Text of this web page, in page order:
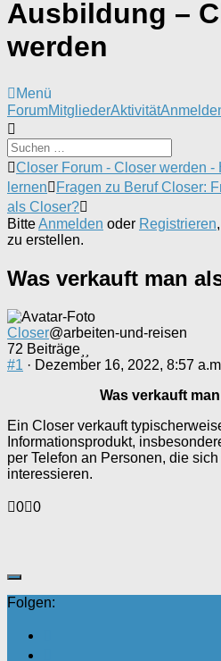
Ausbildung –
werden
Menü
Forum-
Navigation
ForumMitgliederAktivität
Forum-
Breadcrumbs
-
Du
bist
hier:
Closer Forum - Closer werden -
lernen
Fragen zu Beruf Closer:
als Closer?
BitteAnmelden oder Registrieren
zu erstellen.
Was verkauft man
Closer@arbeiten-und-reisen
72 Beiträge
#1 · Dezember 16, 2022, 8:57
Was verkauft
Ein Closer verkauft
Informationsprodukt,
per Telefon an Personen, die sich
interessieren.
Anklicken
0 Anklicken
0
Folgen: